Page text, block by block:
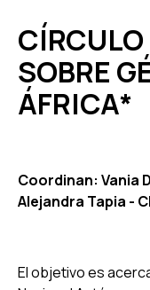
SOBRE
ÁFRICA*
Coordinan: Vania
Alejandra Tapia -
El objetivo es